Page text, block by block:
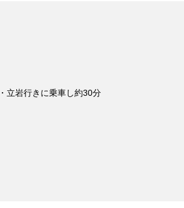
立岩行きに乗車し約30分